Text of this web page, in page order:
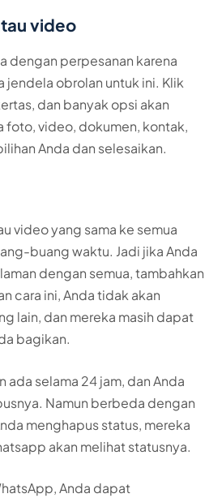
video
dengan perpesanan karena
jendela obrolan untuk ini. Klik
dan banyak opsi akan
foto, video, dokumen, kontak,
Anda dan selesaikan.
video yang sama ke semua
buang waktu. Jadi jika Anda
dengan semua, tambahkan
cara ini, Anda tidak akan
lain, dan mereka masih dapat
bagikan.
ada selama 24 jam, dan Anda
Namun berbeda dengan
menghapus status, mereka
akan melihat statusnya.
Anda dapat